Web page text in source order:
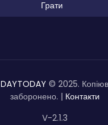
Грати
DAYTODAY © 2025.
заборонено. | Контакти
V-2.1.3